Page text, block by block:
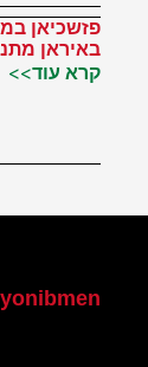
פזשכיאן
באיראן
קרא עוד>>